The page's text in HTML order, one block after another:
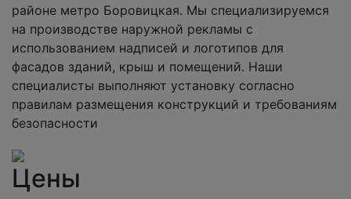
районе метро Боровицкая. Мы специализируемся
на производстве наружной рекламы с
использованием надписей и логотипов для
фасадов зданий, крыш и помещений. Наши
специалисты выполняют установку согласно
правилам размещения конструкций и требованиям
безопасности
Цены